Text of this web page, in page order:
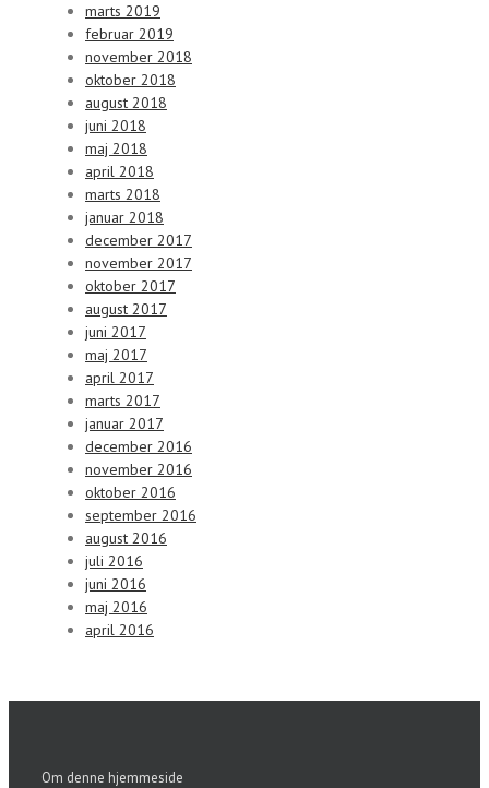
marts 2019
februar 2019
november 2018
oktober 2018
august 2018
juni 2018
maj 2018
april 2018
marts 2018
januar 2018
december 2017
november 2017
oktober 2017
august 2017
juni 2017
maj 2017
april 2017
marts 2017
januar 2017
december 2016
november 2016
oktober 2016
september 2016
august 2016
juli 2016
juni 2016
maj 2016
april 2016
Om denne hjemmeside